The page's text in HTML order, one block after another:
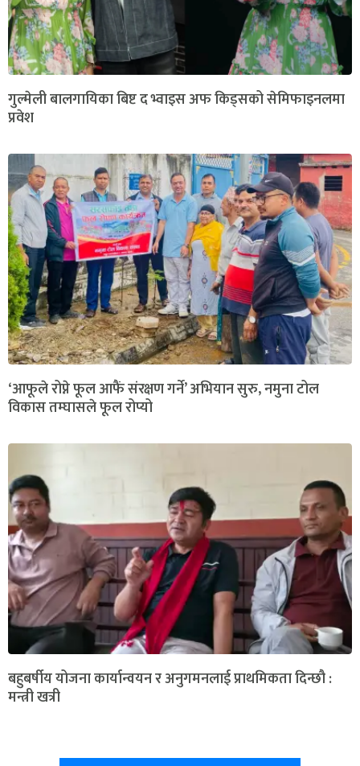
गुल्मेली बालगायिका बिष्ट द भ्वाइस अफ किड्सको सेमिफाइनलमा
प्रवेश
‘आफूले रोप्ने फूल आफैं संरक्षण गर्ने’ अभियान सुरु, नमुना टोल
विकास तम्घासले फूल रोप्यो
बहुबर्षीय योजना कार्यान्वयन र अनुगमनलाई प्राथमिकता दिन्छौ :
मन्त्री खत्री